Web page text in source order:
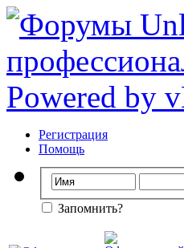
Регистрация
Помощь
Запомнить?